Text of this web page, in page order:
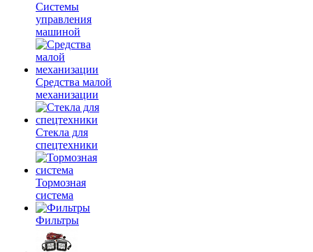
Системы
управления
машиной
Средства малой
механизации
Стекла для
спецтехники
Тормозная
система
Фильтры